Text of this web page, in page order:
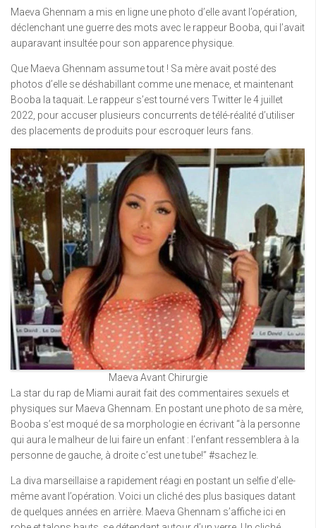
Maeva Ghennam a mis en ligne une photo d’elle avant l’opération,
déclenchant une guerre des mots avec le rappeur Booba, qui l’avait
auparavant insultée pour son apparence physique.
Que Maeva Ghennam assume tout ! Sa mère avait posté des
photos d’elle se déshabillant comme une menace, et maintenant
Booba la taquait. Le rappeur s’est tourné vers Twitter le 4 juillet
2022, pour accuser plusieurs concurrents de télé-réalité d’utiliser
des placements de produits pour escroquer leurs fans.
Maeva Avant Chirurgie
La star du rap de Miami aurait fait des commentaires sexuels et
physiques sur Maeva Ghennam. En postant une photo de sa mère,
Booba s’est moqué de sa morphologie en écrivant “à la personne
qui aura le malheur de lui faire un enfant : l’enfant ressemblera à la
personne de gauche, à droite c’est une tube!” #sachez le.
La diva marseillaise a rapidement réagi en postant un selfie d’elle-
même avant l’opération. Voici un cliché des plus basiques datant
de quelques années en arrière. Maeva Ghennam s’affiche ici en